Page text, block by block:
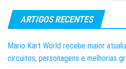
ARTIGOS RECENTES
Mario Kart World recebe maior
circuitos, personagens e melhorias